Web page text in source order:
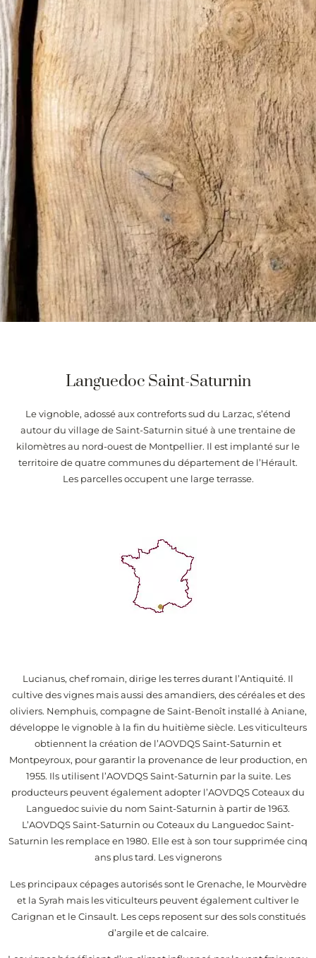
Languedoc Saint-Saturnin
Le vignoble, adossé aux contreforts sud du Larzac, s’étend
autour du village de Saint-Saturnin situé à une trentaine de
kilomètres au nord-ouest de Montpellier. Il est implanté sur le
territoire de quatre communes du département de l’Hérault.
Les parcelles occupent une large terrasse.
Lucianus, chef romain, dirige les terres durant l’Antiquité. Il
cultive des vignes mais aussi des amandiers, des céréales et des
oliviers. Nemphuis, compagne de Saint-Benoît installé à Aniane,
développe le vignoble à la fin du huitième siècle. Les viticulteurs
obtiennent la création de l’AOVDQS Saint-Saturnin et
Montpeyroux, pour garantir la provenance de leur production, en
1955. Ils utilisent l’AOVDQS Saint-Saturnin par la suite. Les
producteurs peuvent également adopter l’AOVDQS Coteaux du
Languedoc suivie du nom Saint-Saturnin à partir de 1963.
L’AOVDQS Saint-Saturnin ou Coteaux du Languedoc Saint-
Saturnin les remplace en 1980. Elle est à son tour supprimée cinq
ans plus tard. Les vignerons
Les principaux cépages autorisés sont le Grenache, le Mourvèdre
et la Syrah mais les viticulteurs peuvent également cultiver le
Carignan et le Cinsault. Les ceps reposent sur des sols constitués
d’argile et de calcaire.